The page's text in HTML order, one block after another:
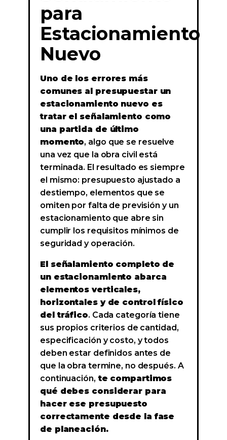
para
Estacionamiento
Nuevo
Uno de los errores más
comunes al presupuestar un
estacionamiento nuevo es
tratar el señalamiento como
una partida de último
momento, algo que se resuelve
una vez que la obra civil está
terminada. El resultado es siempre
el mismo: presupuesto ajustado a
destiempo, elementos que se
omiten por falta de previsión y un
estacionamiento que abre sin
cumplir los requisitos mínimos de
seguridad y operación.
El señalamiento completo de
un estacionamiento abarca
elementos verticales,
horizontales y de control físico
del tráfico. Cada categoría tiene
sus propios criterios de cantidad,
especificación y costo, y todos
deben estar definidos antes de
que la obra termine, no después. A
continuación, te compartimos
qué debes considerar para
hacer ese presupuesto
correctamente desde la fase
de planeación.